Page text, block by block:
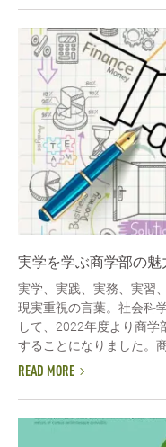
実学を学ぶ商学部の魅
実学、実践、実務、実習
現実重視の言葉。社会科
して、2022年度より商
することになりました。商
READ MORE